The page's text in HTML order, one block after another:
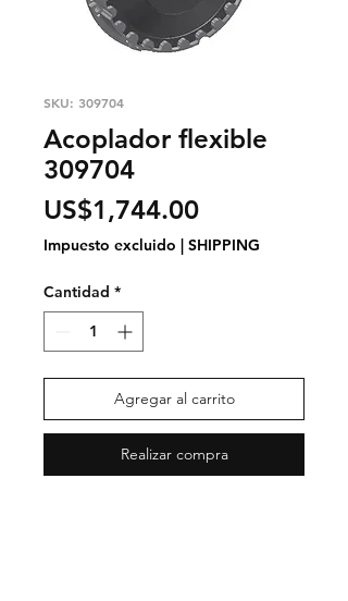
SKU: 309704
Acoplador flexible
309704
US$1,744.00Precio
Impuesto excluido SHIPPING
Cantidad *
Agregar al carrito
Realizar compra